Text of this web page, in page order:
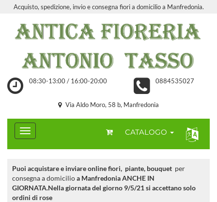
Acquisto, spedizione, invio e consegna fiori a domicilio a Manfredonia.
08:30-13:00 / 16:00-20:00 0884535027
Via Aldo Moro, 58 b, Manfredonia
CATALOGO
Puoi acquistare e inviare online fiori, piante, bouquet per
consegna a domicilioa Manfredonia ANCHE IN
GIORNATA.Nella giornata del giorno 9/5/21 si accettano solo
ordini di rose